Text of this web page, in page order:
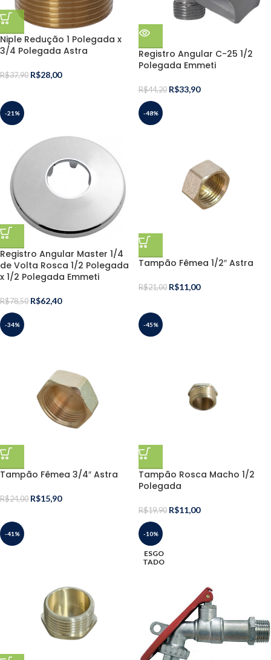
Niple Redução 1 Polegada x
3/4 Polegada Astra
R$37,90 R$28,00
Registro Angular C-25 1/2
Polegada Emmeti
R$44,20 R$33,90
-21%
Registro Angular Master 1/4
de Volta Rosca 1/2 Polegada
x 1/2 Polegada Emmeti
R$78,50 R$62,40
-48%
Tampão Fêmea 1/2″ Astra
R$21,00 R$11,00
-34%
Tampão Fêmea 3/4″ Astra
R$24,00 R$15,90
-45%
Tampão Rosca Macho 1/2
Polegada
R$19,90 R$11,00
-41% -10%
ESGO
TADO